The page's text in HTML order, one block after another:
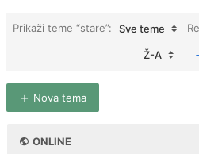
Prikaži teme “stare”: Sve teme
Ž-A
Nova tema
ONLINE